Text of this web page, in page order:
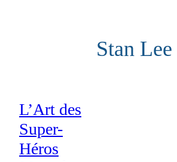
Stan Lee
L’Art des
Super-
Héros